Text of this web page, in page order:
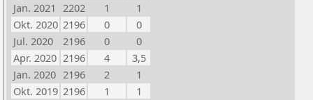
Jan. 2021 2202 1
1
Okt. 2020 2196 0
0
Jul. 2020
2196 0
0
Apr. 2020 2196 4
3,5
Jan. 2020 2196 2
1
Okt. 2019 2196 1
1